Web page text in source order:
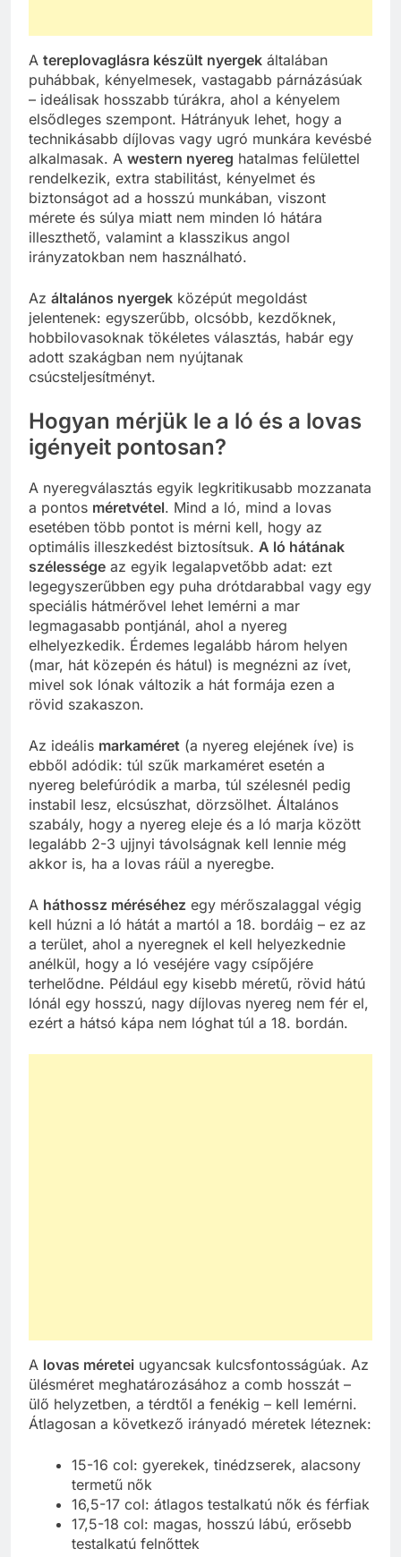
A tereplovaglásra készült nyergek általában
puhábbak, kényelmesek, vastagabb párnázásúak
– ideálisak hosszabb túrákra, ahol a kényelem
elsődleges szempont. Hátrányuk lehet, hogy a
technikásabb díjlovas vagy ugró munkára kevésbé
alkalmasak. A western nyereg hatalmas felülettel
rendelkezik, extra stabilitást, kényelmet és
biztonságot ad a hosszú munkában, viszont
mérete és súlya miatt nem minden ló hátára
illeszthető, valamint a klasszikus angol
irányzatokban nem használható.
Az általános nyergek középút megoldást
jelentenek: egyszerűbb, olcsóbb, kezdőknek,
hobbilovasoknak tökéletes választás, habár egy
adott szakágban nem nyújtanak
csúcsteljesítményt.
Hogyan mérjük le a ló és a lovas
igényeit pontosan?
A nyeregválasztás egyik legkritikusabb mozzanata
a pontos méretvétel. Mind a ló, mind a lovas
esetében több pontot is mérni kell, hogy az
optimális illeszkedést biztosítsuk. A ló hátának
szélessége az egyik legalapvetőbb adat: ezt
legegyszerűbben egy puha drótdarabbal vagy egy
speciális hátmérővel lehet lemérni a mar
legmagasabb pontjánál, ahol a nyereg
elhelyezkedik. Érdemes legalább három helyen
(mar, hát közepén és hátul) is megnézni az ívet,
mivel sok lónak változik a hát formája ezen a
rövid szakaszon.
Az ideális markaméret (a nyereg elejének íve) is
ebből adódik: túl szűk markaméret esetén a
nyereg belefúródik a marba, túl szélesnél pedig
instabil lesz, elcsúszhat, dörzsölhet. Általános
szabály, hogy a nyereg eleje és a ló marja között
legalább 2-3 ujjnyi távolságnak kell lennie még
akkor is, ha a lovas ráül a nyeregbe.
A háthossz méréséhez egy mérőszalaggal végig
kell húzni a ló hátát a martól a 18. bordáig – ez az
a terület, ahol a nyeregnek el kell helyezkednie
anélkül, hogy a ló veséjére vagy csípőjére
terhelődne. Például egy kisebb méretű, rövid hátú
lónál egy hosszú, nagy díjlovas nyereg nem fér el,
ezért a hátsó kápa nem lóghat túl a 18. bordán.
A lovas méretei ugyancsak kulcsfontosságúak. Az
ülésméret meghatározásához a comb hosszát –
ülő helyzetben, a térdtől a fenékig – kell lemérni.
Átlagosan a következő irányadó méretek léteznek:
15-16 col: gyerekek, tinédzserek, alacsony
termetű nők
16,5-17 col: átlagos testalkatú nők és férfiak
17,5-18 col: magas, hosszú lábú, erősebb
testalkatú felnőttek